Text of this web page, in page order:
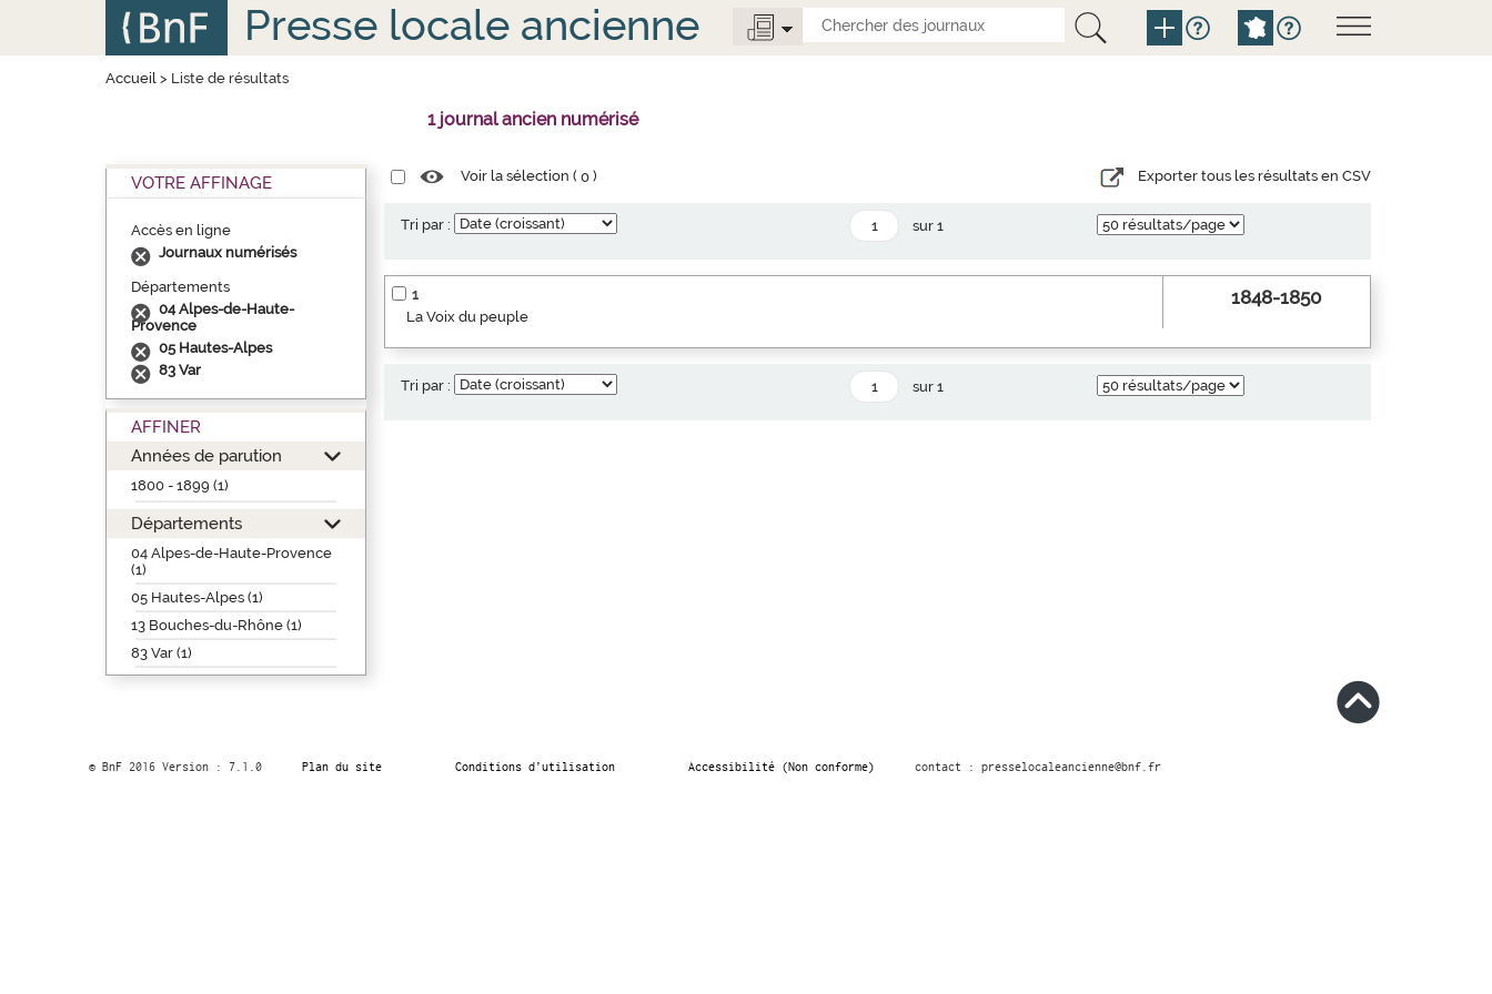
Presse locale ancienne
Accueil> Liste de résultats
1 journal ancien numérisé
VOTRE AFFINAGE
Accès en ligne
Journaux numérisés
Départements
04 Alpes-de-Haute-
Provence
05 Hautes-Alpes
83 Var
AFFINER
Années de parution
1800 - 1899 (1)
Départements
04 Alpes-de-Haute-Provence
(1)
05 Hautes-Alpes (1)
13 Bouches-du-Rhône (1)
83 Var (1)
Voir la sélection (0 ) Exporter tous les résultats en CSV
Tri par : sur 1
1
La Voix du peuple
1848-1850
Tri par : sur 1
© BnF 2016 Version : 7.1.0 Plan du site Conditions d’utilisation Accessibilité (Non conforme) contact : presselocaleancienne@bnf.fr
Panneau de gestion des cookies